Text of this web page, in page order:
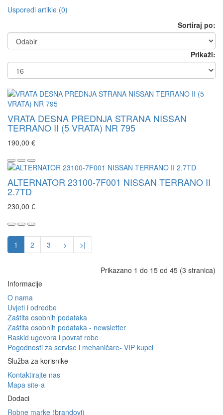
Usporedi artikle (0)
Sortiraj po:
Prikaži:
VRATA DESNA PREDNJA STRANA NISSAN
TERRANO II (5 VRATA) NR 795
190,00 €
ALTERNATOR 23100-7F001 NISSAN TERRANO II
2.7TD
230,00 €
1 2 3 > >|
Prikazano 1 do 15 od 45 (3 stranica)
Informacije
O nama
Uvjeti i odredbe
Zaštita osobnih podataka
Zaštita osobnih podataka - newsletter
Raskid ugovora i povrat robe
Pogodnosti za servise i mehaničare- VIP kupci
Služba za korisnike
Kontaktirajte nas
Mapa site-a
Dodaci
Robne marke (brandovi)